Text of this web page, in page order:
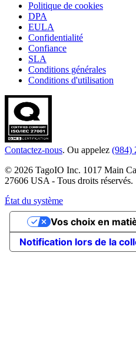
Politique de cookies
DPA
EULA
Confidentialité
Confiance
SLA
Conditions générales
Conditions d'utilisation
Contactez-nous. Ou appelez (984)
© 2026 TagoIO Inc. 1017 Main
27606 USA - Tous droits réservés.
État du système
Notification lors de la
Vos choix en